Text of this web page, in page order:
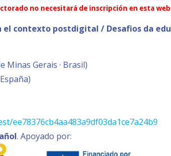
no necesitará de inscripción en esta
el contexto postdigital / Desafios da
Minas Gerais · Brasil)
ee78376cb4aa483a9df03da1ce7a24b9
. Apoyado por: